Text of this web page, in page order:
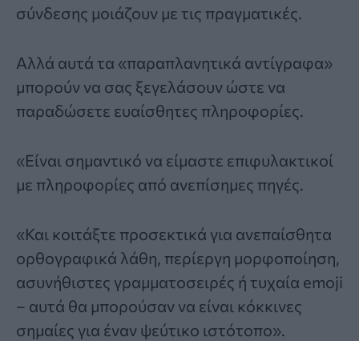
σύνδεσης μοιάζουν με τις πραγματικές.
Αλλά αυτά τα «παραπλανητικά αντίγραφα»
μπορούν να σας ξεγελάσουν ώστε να
παραδώσετε ευαίσθητες πληροφορίες.
«Είναι σημαντικό να είμαστε επιφυλακτικοί
με πληροφορίες από ανεπίσημες πηγές.
«Και κοιτάξτε προσεκτικά για ανεπαίσθητα
ορθογραφικά λάθη, περίεργη μορφοποίηση,
ασυνήθιστες γραμματοσειρές ή τυχαία emoji
– αυτά θα μπορούσαν να είναι κόκκινες
σημαίες για έναν ψεύτικο ιστότοπο».